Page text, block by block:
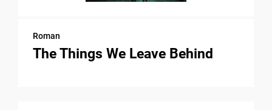
Roman
The Things We Leave Behind